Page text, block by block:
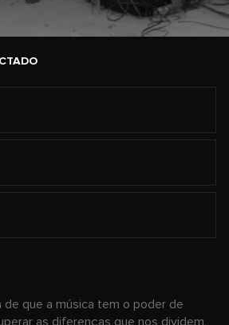
de que a música tem o poder de
as diferenças que nos dividem,